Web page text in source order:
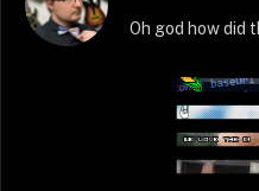
Oh god how did